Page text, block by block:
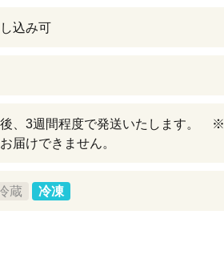
込み可
後、3週間程度で発送いたします。 ※
届けできません。
蔵 冷凍